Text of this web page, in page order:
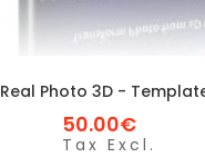
Real Photo 3D -
50.00€
Tax Excl.